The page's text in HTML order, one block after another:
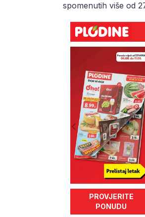
spomenutih više od
PROVJERITE
PONUDU